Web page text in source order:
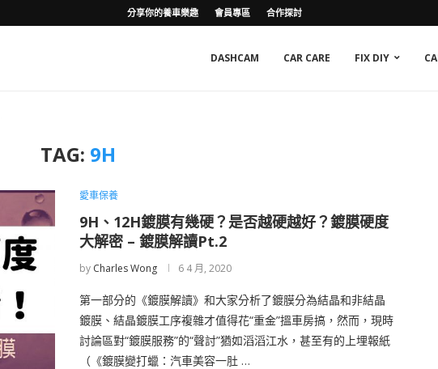
分享你的養車樂趣 會員專區 合作探討
DASHCAM CAR CARE FIX DIY
TAG: 9H
愛車保養
9H、12H鍍膜有幾硬？是否越硬越好？鍍膜硬度
大解密 – 鍍膜解讀Pt.2
by Charles Wong 6 4 月, 2020
第一部分的《鍍膜解讀》和大家分析了鍍膜分為結晶和非結晶
鍍膜、結晶鍍膜工序複雜才值得花“重金”搵車房搞，然而，現時
討論區對“鍍膜服務”的“聲討”猶如滔滔江水，甚至有的上埋報紙
（《鍍膜變打蠟：汽車美容一肚 …